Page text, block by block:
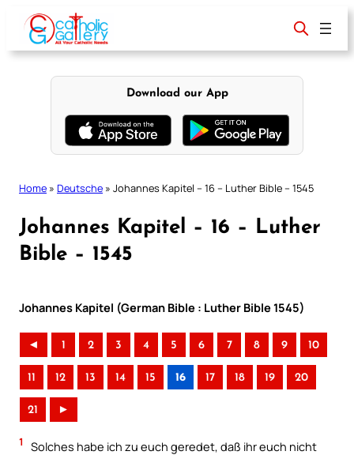
content
Download our App
Home » Deutsche » Johannes Kapitel – 16 – Luther Bible – 1545
Johannes Kapitel – 16 – Luther
Bible – 1545
Johannes Kapitel (German Bible : Luther Bible 1545)
◄ 1 2 3 4 5 6 7 8 9 10
11 12 13 14 15 16 17 18 19 20
21 ►
1
Solches habe ich zu euch geredet, daß ihr euch nicht